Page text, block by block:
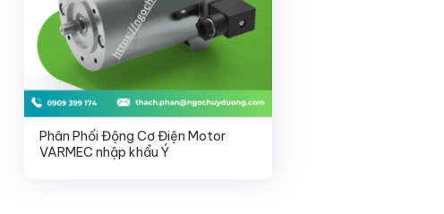
Phân Phối Động Cơ Điện Motor
VARMEC nhập khẩu Ý